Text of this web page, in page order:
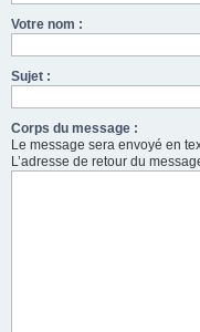
Votre nom :
Sujet :
Corps du message :
Le message sera envoyé en
L’adresse de retour du